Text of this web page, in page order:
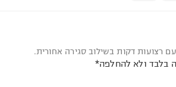
רצועות דקות בשילוב סגירה אחורית.
בלבד ולא להחלפה*